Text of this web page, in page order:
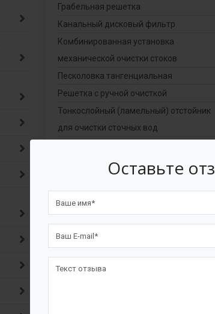
Оставьте
Грабельная решетка
Канальный дисковый фильтр
Комбинированная установка
механической очистки стоков
Песколовка тангенциальная
Решетка с ручной очисткой
Тонкослойный (ламельный) отстойник
для очистки сточных вод